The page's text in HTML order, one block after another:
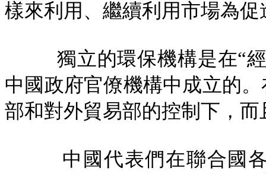
樣來利用、繼續利用市場為
獨立的環保機構是在“
中國政府官僚機構中成立的
部和對外貿易部的控制下，
中國代表們在聯合國